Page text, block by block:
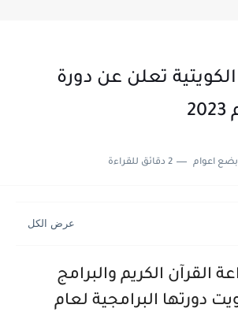
الكويتية تعلن عن دورة
اعوام 2 دقائق للقراءة
القرآن الكريم والبرامج
دورتها البرامجية لعام